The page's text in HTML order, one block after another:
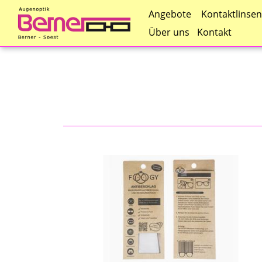
Direkt
Angebote Kontaktlinsen
Über uns
Kontakt